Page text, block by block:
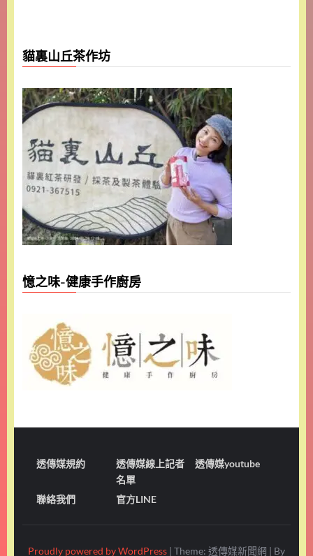
貓裏山丘茶作坊
憶之味-健康手作廚房
透傳媒規約
透傳媒線上記者
名單
透傳媒youtube
聯絡我們 官方LINE
Proudly powered by WordPress | Theme: 透傳媒新聞網 | By